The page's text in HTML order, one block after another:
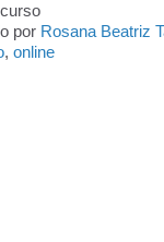
por Rosana Beatriz
, online